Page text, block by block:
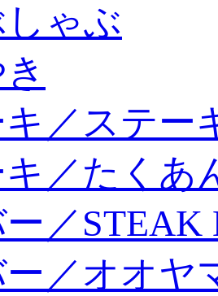
しゃぶ
／ステー
／たくあ
／STEAK
／オオヤ